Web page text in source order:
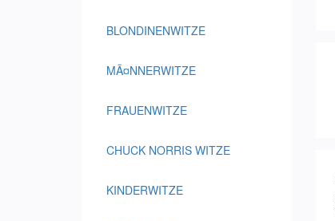
BLONDINENWITZE
MÃ¤NNERWITZE
FRAUENWITZE
CHUCK NORRIS WITZE
KINDERWITZE